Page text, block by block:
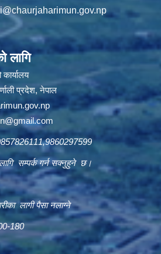
लागि
कार्यालय
प्रदेश, नेपाल
gmail.com
सम्पर्क गर्न सक्नुहुने छ।
लागी पैसा नलाग्ने
180